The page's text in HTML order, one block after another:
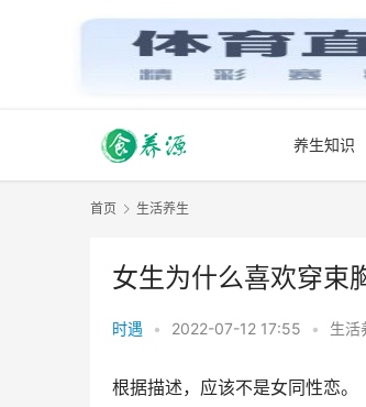
养生知识
首页 生活养生
女生为什么喜欢穿束
时遇 • 2022-07-12 17:55 • 生活
根据描述，应该不是女同性恋。